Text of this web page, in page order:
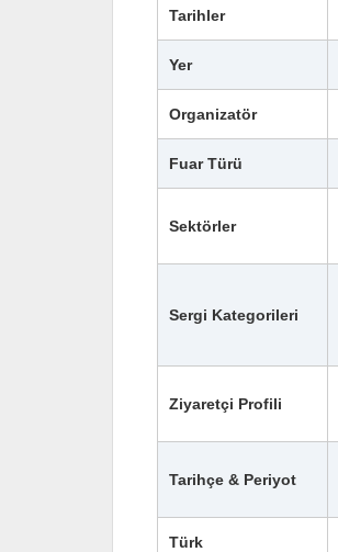
Tarihler
Yer
Organizatör
Fuar Türü
Sektörler
Sergi Kategorileri
Ziyaretçi Profili
Tarihçe & Periyot
Türk